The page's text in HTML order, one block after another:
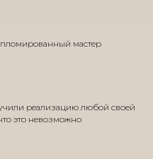
мастер
реализацию любой своей
это невозможно